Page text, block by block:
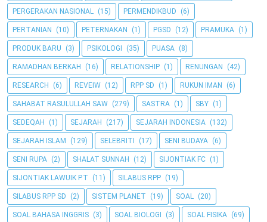
PERGERAKAN NASIONAL (15) PERMENDIKBUD (6)
PERTANIAN (10) PETERNAKAN (1) PGSD (12) PRAMUKA (1)
PRODUK BARU (3) PSIKOLOGI (35) PUASA (8)
RAMADHAN BERKAH (16) RELATIONSHIP (1) RENUNGAN (42)
RESEARCH (6) REVEIW (12) RPP SD (1) RUKUN IMAN (6)
SAHABAT RASULULLAH SAW (279) SASTRA (1) SBY (1)
SEDEQAH (1) SEJARAH (217) SEJARAH INDONESIA (132)
SEJARAH ISLAM (129) SELEBRITI (17) SENI BUDAYA (6)
SENI RUPA (2) SHALAT SUNNAH (12) SIJONTIAK FC (1)
SIJONTIAK LAWUIK P.T (11) SILABUS RPP (19)
SILABUS RPP SD (2) SISTEM PLANET (19) SOAL (20)
SOAL BAHASA INGGRIS (3) SOAL BIOLOGI (3) SOAL FISIKA (69)